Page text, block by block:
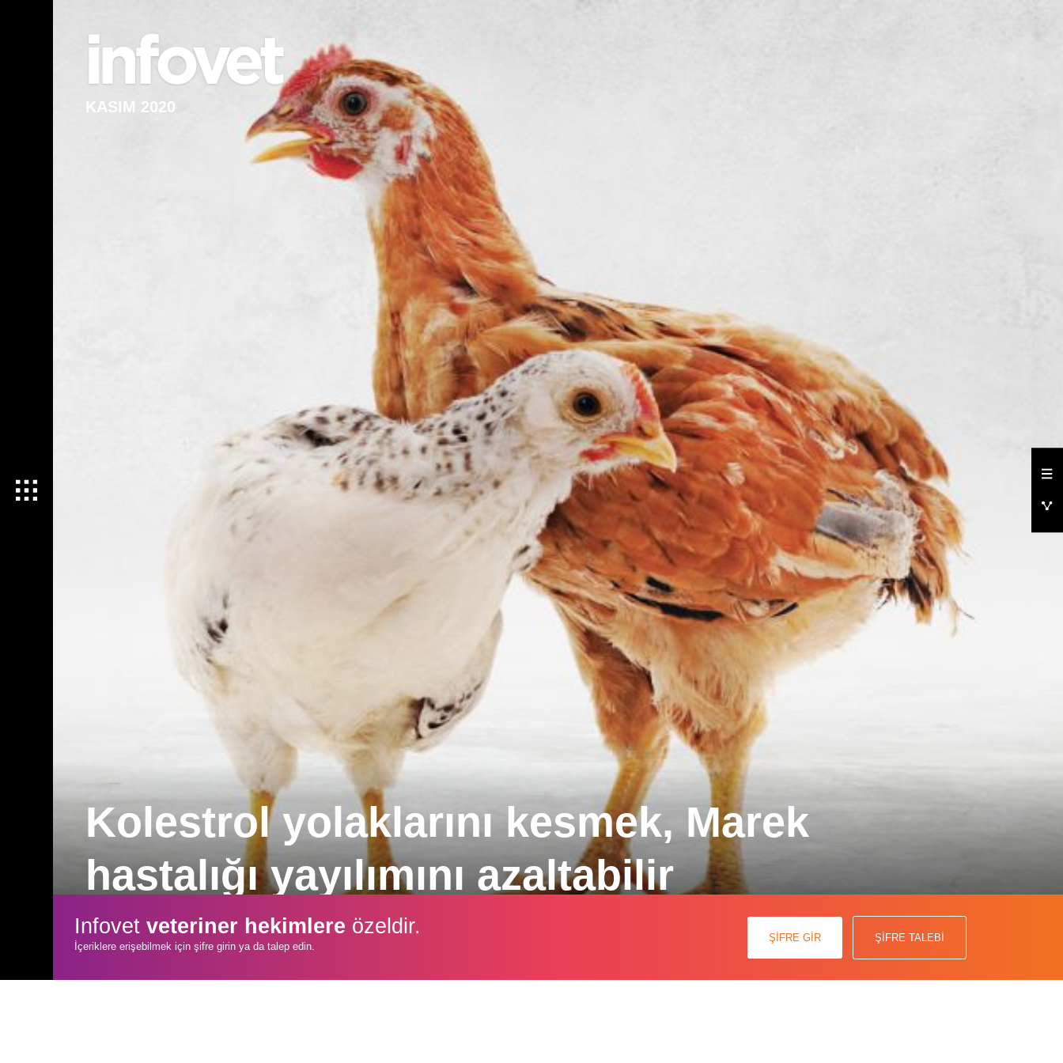
KASIM 2020
Kolestrol yolaklarını kesmek, Marek
hastalığı yayılımını azaltabilir
İngiltere’deki Pirbright Avian Immunology Group araştırmacıları, kolesterol üretimi ve transportunun, Marek hastalığı
virüsünün (MDV) kümes hayvanı hücrelerini nasıl etkilediğinde çok önemli bir rol oynadığını keşfetti.
Infovetveteriner hekimlere özeldir.
İçeriklere erişebilmek için şifre girin ya da talep edin.
ŞİFRE GİR ŞİFRE TALEBİ